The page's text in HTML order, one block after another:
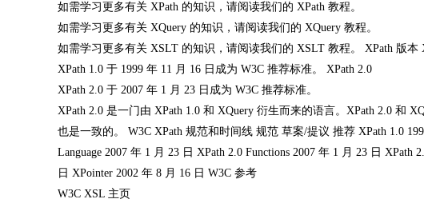
如需学习更多有关 XPath 的知识，请阅读我们的 XPath 教程。
如需学习更多有关 XQuery 的知识，请阅读我们的 XQuery 教程。
如需学习更多有关 XSLT 的知识，请阅读我们的 XSLT 教程。 XPath 版本
XPath 1.0 于 1999 年 11 月 16 日成为 W3C 推荐标准。 XPath 2.0
XPath 2.0 于 2007 年 1 月 23 日成为 W3C 推荐标准。
XPath 2.0 是一门由 XPath 1.0 和 XQuery 衍生而来的语言。XPath 2.0 和
也是一致的。 W3C XPath 规范和时间线 规范 草案/提议 推荐 XPath 1.0
Language 2007 年 1 月 23 日 XPath 2.0 Functions 2007 年 1 月 23 日 XPath
日 XPointer 2002 年 8 月 16 日 W3C 参考
W3C XSL 主页